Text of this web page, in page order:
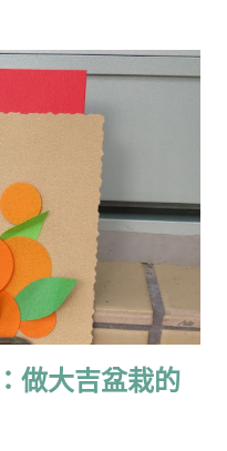
L.，它的葉脈和葉柄都帶
宜生長在冷涼氣候，在香
粉很高，所以在北歐地區
超市選購紅菜頭，可以挑外
了。買回家之後洗淨，待
護肝的食物，紅菜頭可說是
中，紅菜頭的地位就好比
頭含有豐富的礦物質；其
結合成肝臟和紅血球所需
，已足夠一個人每日所需
不可缺少的物質，可見其補
取的結晶物質具有抑制血
做大吉盆栽的